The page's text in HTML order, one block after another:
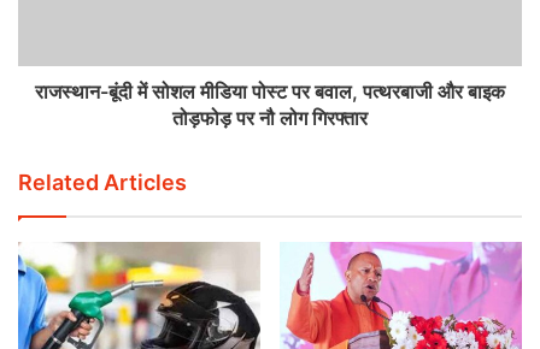
राजस्थान-बूंदी में सोशल मीडिया पोस्ट पर बवाल, पत्थरबाजी और बाइक
तोड़फोड़ पर नौ लोग गिरफ्तार
Related Articles